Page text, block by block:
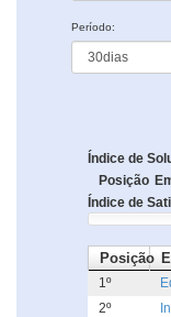
Período:
Índice de
Posição
Índice de
Posição
1º
2º